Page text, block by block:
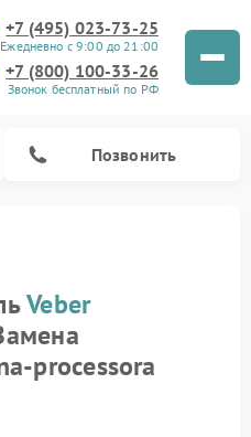
+7 (495) 023-73-25
Ежедневно с 9:00 до 21:00
+7 (800) 100-33-26
Звонок бесплатный по РФ
Позвонить
Veber
processora